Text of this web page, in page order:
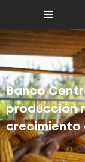
Banco
producción
crecimiento